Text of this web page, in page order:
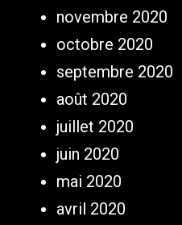
novembre 2020
octobre 2020
septembre 2020
août 2020
juillet 2020
juin 2020
mai 2020
avril 2020